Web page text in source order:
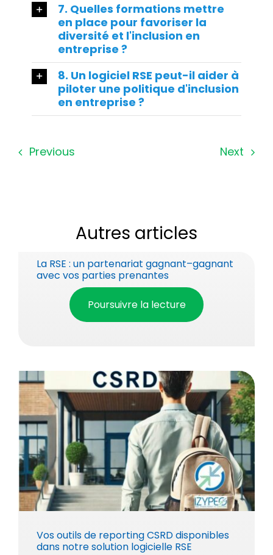
7. Quelles formations mettre
en place pour favoriser la
diversité et l'inclusion en
entreprise ?
8. Un logiciel RSE peut-il aider à
piloter une politique d'inclusion
en entreprise ?
Previous Next
Autres articles
La RSE : un partenariat gagnant–gagnant
avec vos parties prenantes
Poursuivre la lecture
Vos outils de reporting CSRD disponibles
dans notre solution logicielle RSE